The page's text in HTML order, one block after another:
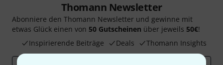
Thomann Newsletter
Abonniere den Thomann Newsletter und gewinne mit
etwas Glück einen von 50 Gutscheinen über jeweils 50€!
Inspirierende Beiträge
Deals Thomann Insights